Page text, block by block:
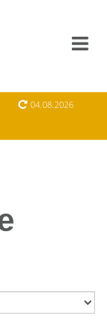
04.08.2026